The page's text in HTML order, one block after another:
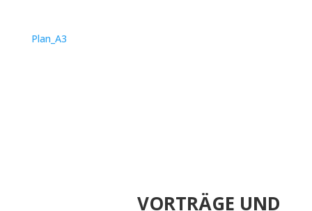
Plan_A3
VORTRÄGE UND